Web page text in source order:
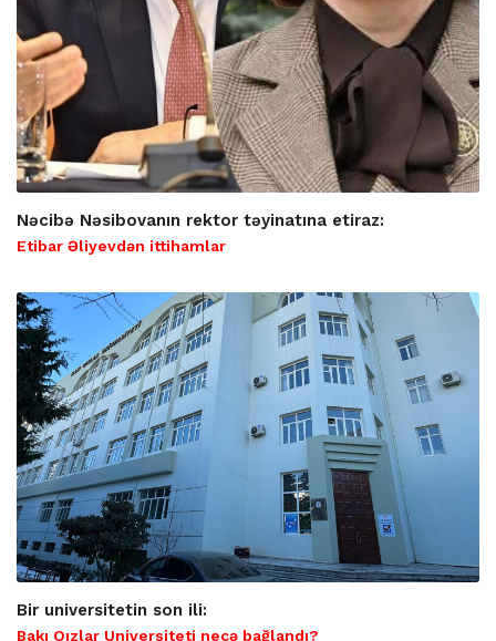
Nəcibə Nəsibovanın rektor təyinatına etiraz:
Etibar Əliyevdən ittihamlar
Bir universitetin son ili:
Bakı Qızlar Universiteti necə bağlandı?